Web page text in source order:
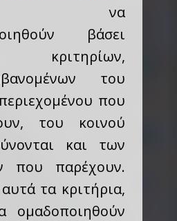
να
βάσει
κριτηρίων,
του
που
του κοινού
και των
που παρέχουν.
τα κριτήρια,
ομαδοποιηθούν